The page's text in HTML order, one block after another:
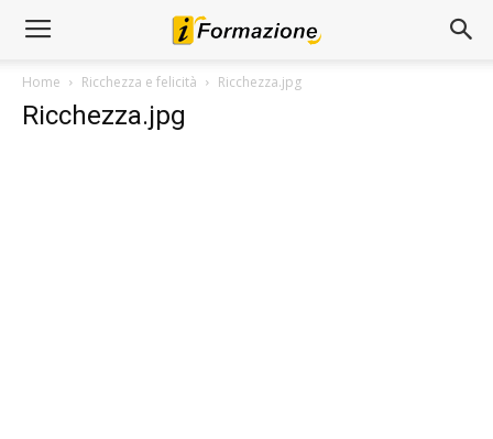
Home Ricchezza e felicità Ricchezza.jpg
Ricchezza.jpg